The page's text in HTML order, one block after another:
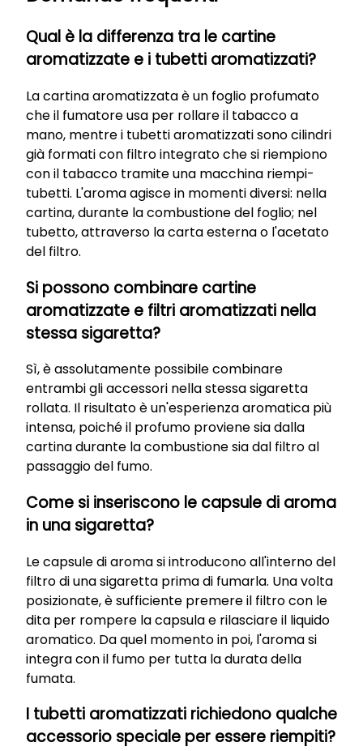
Qual è la differenza tra le cartine
aromatizzate e i tubetti aromatizzati?
La cartina aromatizzata è un foglio profumato
che il fumatore usa per rollare il tabacco a
mano, mentre i tubetti aromatizzati sono cilindri
già formati con filtro integrato che si riempiono
con il tabacco tramite una macchina riempi-
tubetti. L'aroma agisce in momenti diversi: nella
cartina, durante la combustione del foglio; nel
tubetto, attraverso la carta esterna o l'acetato
del filtro.
Si possono combinare cartine
aromatizzate e filtri aromatizzati nella
stessa sigaretta?
Sì, è assolutamente possibile combinare
entrambi gli accessori nella stessa sigaretta
rollata. Il risultato è un'esperienza aromatica più
intensa, poiché il profumo proviene sia dalla
cartina durante la combustione sia dal filtro al
passaggio del fumo.
Come si inseriscono le capsule di aroma
in una sigaretta?
Le capsule di aroma si introducono all'interno del
filtro di una sigaretta prima di fumarla. Una volta
posizionate, è sufficiente premere il filtro con le
dita per rompere la capsula e rilasciare il liquido
aromatico. Da quel momento in poi, l'aroma si
integra con il fumo per tutta la durata della
fumata.
I tubetti aromatizzati richiedono qualche
accessorio speciale per essere riempiti?